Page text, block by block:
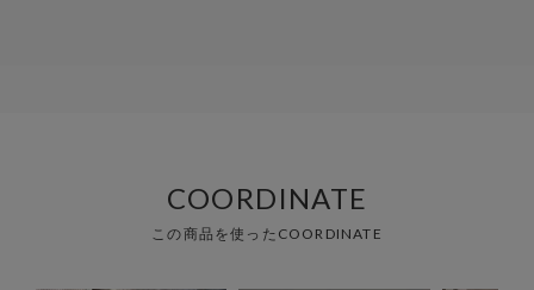
COORDINATE
この商品を使ったCOORDINATE